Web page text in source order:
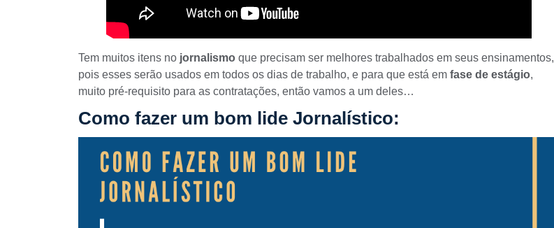
Tem muitos itens no jornalismo que precisam ser melhores trabalhados em seus ensinamentos,
pois esses serão usados em todos os dias de trabalho, e para que está em fase de estágio,
muito pré-requisito para as contratações, então vamos a um deles…
Como fazer um bom lide Jornalístico: